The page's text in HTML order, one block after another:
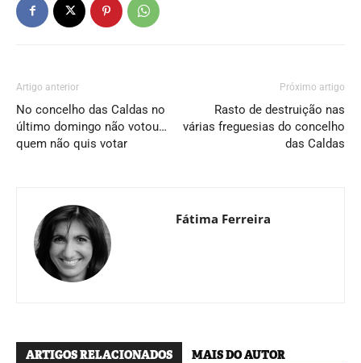
Artigo anterior
No concelho das Caldas no
último domingo não votou…
quem não quis votar
Próximo artigo
Rasto de destruição nas
várias freguesias do concelho
das Caldas
Fátima Ferreira
ARTIGOS RELACIONADOS MAIS DO AUTOR